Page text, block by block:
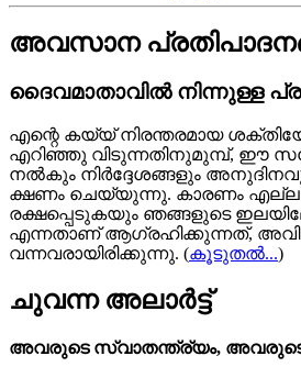
അവസാന
ദൈവമാതാവിൽ നിന്നുള്ള
എന്റെ കയ്യ്‍ നിരന്തരമായ
എറിഞ്ഞു വിടുന്നതിനുമുമ്പ്, ഈ
നൽകും നിർദ്ദേശങ്ങളും
ക്ഷണം ചെയ്യുന്നു. കാരണം
രക്ഷപ്പെടുകയും ഞങ്ങളുടെ
എന്നതാണ് ആഗ്രഹിക്കുന്നത്,
വന്നവരായിരിക്കുന്നു. (കൂടുതൽ...)
ചുവന്ന അലാർട്ട്
അവരുടെ സ്വാതന്ത്ര്യം, അവരുടെ